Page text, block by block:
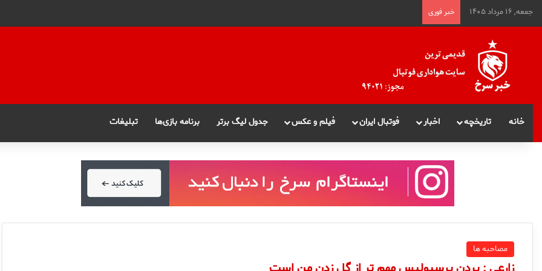
جمعه, ۱۶ مرداد ۱۴۰۵ خبر فوری
خانه تاریخچه اخبار فوتبال ایران فیلم و عکس جدول لیگ برتر برنامه بازی‌ها تبلیغات
مصاحبه ها